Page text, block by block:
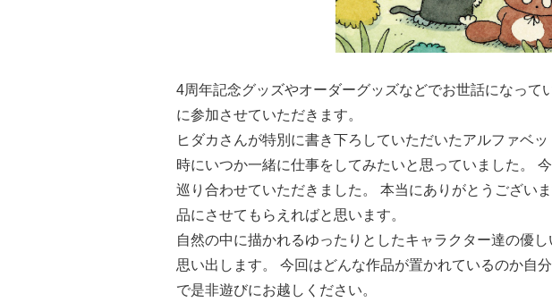
4周年記念グッズやオーダーグッズなどでお世話になっ
に参加させていただきます。
ヒダカさんが特別に書き下ろしていただいたアルファベ
時にいつか一緒に仕事をしてみたいと思っていました。
巡り合わせていただきました。 本当にありがとうござい
品にさせてもらえればと思います。 ⁡
自然の中に描かれるゆったりとしたキャラクター達の優
思い出します。 今回はどんな作品が置かれているのか自
で是非遊びにお越しください。 ⁡